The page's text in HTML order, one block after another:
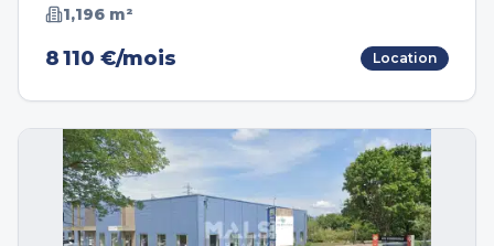
1,196 m²
8 110 €/mois Location